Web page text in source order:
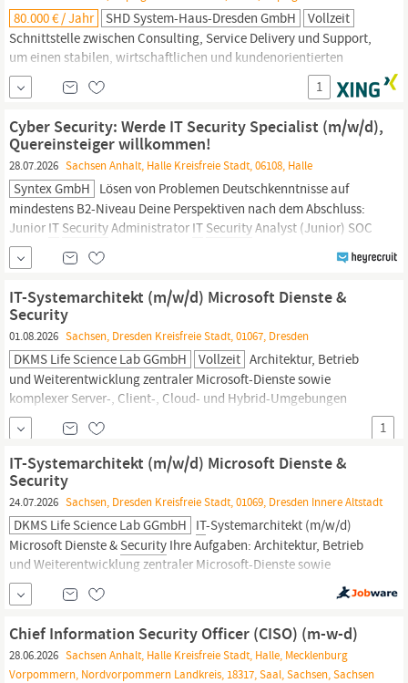
80.000 € / Jahr SHD System-Haus-Dresden GmbH
Vollzeit
Schnittstelle zwischen Consulting, Service Delivery und Support,
um einen stabilen, wirtschaftlichen und kundenorientierten
Betrieb von
Security-Services
sicherzustellen Bewertung neuer
Markt‑ und Kundenanforderungen im Hinblick auf
Security‑ServicesDein Profil Deine Ausbildung:
1
Cyber Security: Werde IT Security Specialist (m/w/d),
Quereinsteiger willkommen!
28.07.2026 Sachsen Anhalt, Halle Kreisfreie Stadt, 06108, Halle
Syntex GmbH Lösen von Problemen Deutschkenntnisse auf
mindestens B2-Niveau Deine Perspektiven nach dem Abschluss:
Junior IT SecurityAdministrator IT SecurityAnalyst (Junior) SOC
Analyst (Entry Level)
Netzwerkadministrator mit
IT-Systemarchitekt (m/w/d) Microsoft Dienste &
Security
01.08.2026 Sachsen, Dresden Kreisfreie Stadt, 01067, Dresden
DKMS Life Science Lab GGmbH Vollzeit Architektur, Betrieb
und Weiterentwicklung zentraler Microsoft-Dienste sowie
komplexer Server-, Client-, Cloud- und Hybrid-Umgebungen
Konzeption und praktische Umsetzung von
Maßnahmen im Windows- und Microsoft-Umfeld, insbesondere
für Server, Clients, Identitätsdienste, Berechtigungen,
Gruppenrichtlinien, Endpunktsicherheit und...
1
IT-Systemarchitekt (m/w/d) Microsoft Dienste &
Security
24.07.2026 Sachsen, Dresden Kreisfreie Stadt, 01069, Dresden Innere Altstadt
DKMS Life Science Lab GGmbH IT-Systemarchitekt (m/w/d)
Microsoft Dienste & Security Ihre Aufgaben: Architektur, Betrieb
und Weiterentwicklung zentraler Microsoft-Dienste sowie
komplexer Server-, Client-, Cloud- und Hybrid-Umgebungen
Konzeption und praktische Umsetzung von
Chief Information Security Officer (CISO) (m-w-d)
28.06.2026 Sachsen Anhalt, Halle Kreisfreie Stadt, Halle, Mecklenburg
Vorpommern, Nordvorpommern Landkreis, 18317, Saal, Sachsen, Sachsen